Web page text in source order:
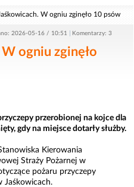
W ogniu zginęło 10 psów
2026-05-16 / 10:51 Komentarzy: 3
ogniu zginęło
przerobionej na kojce dla
gdy na miejsce dotarły służby.
Kierowania
Straży Pożarnej w
pożaru przyczepy
Jaśkowicach.